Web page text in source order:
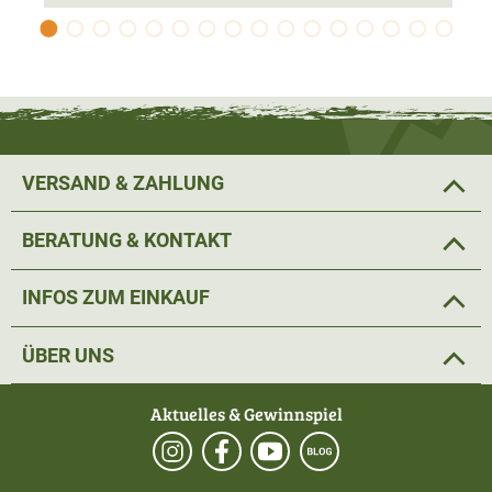
VERSAND & ZAHLUNG
BERATUNG & KONTAKT
INFOS ZUM EINKAUF
ÜBER UNS
Aktuelles & Gewinnspiel